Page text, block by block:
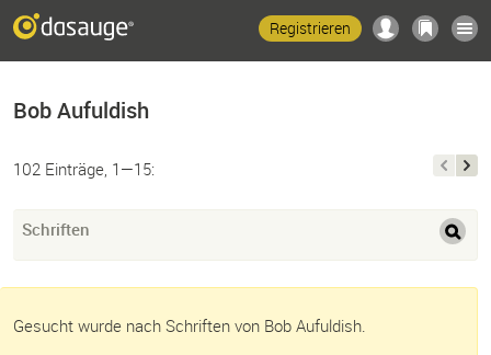
Registrieren
Bob Aufuldish
102 Einträge, 1—15:
Schriften
Gesucht wurde nach Schriften von Bob Aufuldish.